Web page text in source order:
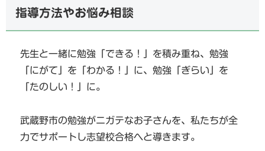
指導方法やお悩み相談
先生と一緒に勉強「できる！」を積み重ね、勉強
「にがて」を「わかる！」に、勉強「ぎらい」を
「たのしい！」に。
武蔵野市の勉強がニガテなお子さんを、私たちが全
力でサポートし志望校合格へと導きます。